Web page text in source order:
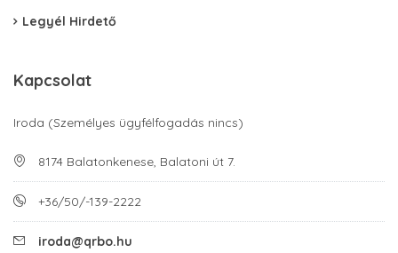
Legyél Hirdető
Kapcsolat
Iroda (Személyes ügyfélfogadás nincs)
8174 Balatonkenese, Balatoni út 7.
+36/50/-139-2222
iroda@qrbo.hu